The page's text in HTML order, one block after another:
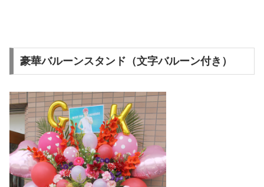
豪華バルーンスタンド（文字バルーン付き）